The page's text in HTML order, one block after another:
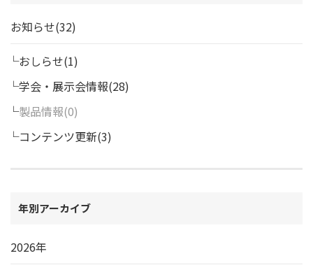
お知らせ(32)
おしらせ(1)
学会・展示会情報(28)
製品情報
コンテンツ更新(3)
年別アーカイブ
2026年